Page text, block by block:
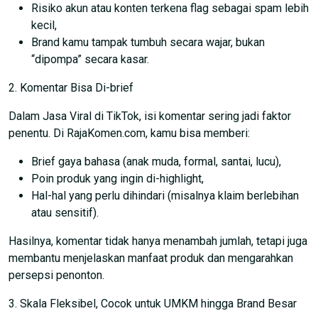
Risiko akun atau konten terkena flag sebagai spam lebih
kecil,
Brand kamu tampak tumbuh secara wajar, bukan
“dipompa” secara kasar.
2. Komentar Bisa Di-brief
Dalam Jasa Viral di TikTok, isi komentar sering jadi faktor
penentu. Di RajaKomen.com, kamu bisa memberi:
Brief gaya bahasa (anak muda, formal, santai, lucu),
Poin produk yang ingin di-highlight,
Hal-hal yang perlu dihindari (misalnya klaim berlebihan
atau sensitif).
Hasilnya, komentar tidak hanya menambah jumlah, tetapi juga
membantu menjelaskan manfaat produk dan mengarahkan
persepsi penonton.
3. Skala Fleksibel, Cocok untuk UMKM hingga Brand Besar